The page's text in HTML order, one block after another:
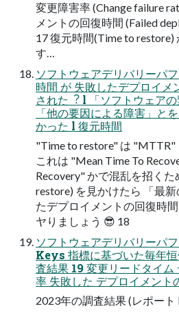
変更障害率 (Change failure
メントの回復時間 (Failed
17 復元時間(Time to restore)
す…
ソフトウェアデリバリーパ
時間 が 失敗したデプロイメ
された︖ l 「ソフトウェア
「他の要因による障害」と
かった l 復元時間
"Time to restore" は "MTTR"
これは "Mean Time To
Recovery" かで混乱を招く
restore) を⾒かけたら 「最
たデプロイメントの回復時
ヤりましょう 😎 18
ソフトウェアデリバリーパ
Keys 指標に基づいた毎年
査結果 19 変更リードタイ
率 失敗した デプロイメント
2023年の調査結果 (レポート